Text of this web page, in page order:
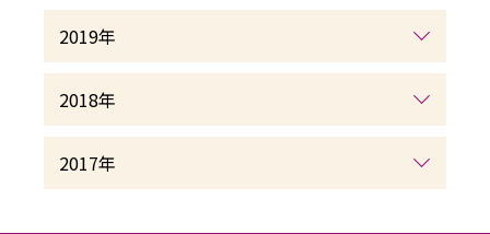
2019年
2018年
2017年